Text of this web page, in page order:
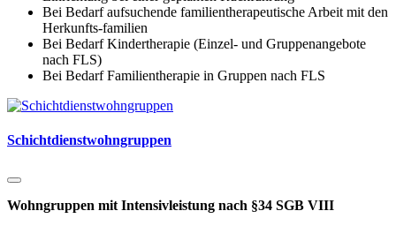
Bei Bedarf aufsuchende familientherapeutische Arbeit mit den
Herkunfts-familien
Bei Bedarf Kindertherapie (Einzel- und Gruppenangebote
nach FLS)
Bei Bedarf Familientherapie in Gruppen nach FLS
Schichtdienstwohngruppen
Wohngruppen mit Intensivleistung nach §34 SGB VIII